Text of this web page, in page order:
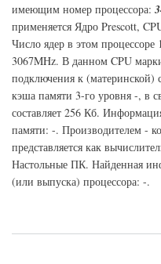
имеющим номер процессора:
применяется Ядро Prescott,
Число ядер в этом процессоре
3067MHz. В данном CPU
подключения к
кэша памяти 3-го уровня -, в
составляет 256 Кб.
памяти: -. Производителем -
представляется как
Настольные ПК. Найденная
(или выпуска) процессора: -.
о Процессор Intel Celeron D-346